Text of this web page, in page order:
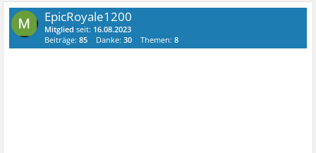
EpicRoyale1200
Mitglied seit: 16.08.2023
Beiträge:85 Danke:30 Themen:8